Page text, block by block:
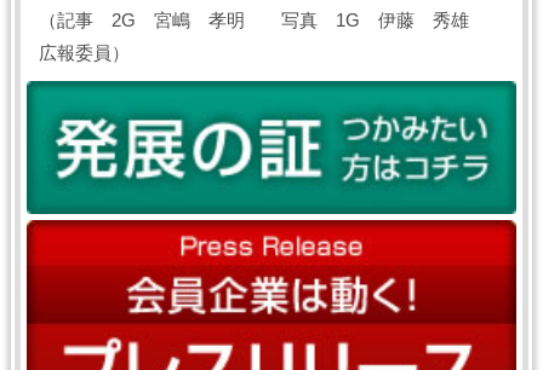
（記事 2G 宮嶋 孝明 写真 1G 伊藤 秀雄
広報委員）